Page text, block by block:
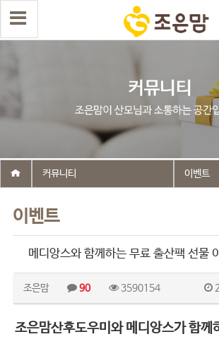
이벤트
커뮤니티 이벤트
메디앙스와 함께하는 무료 출산팩 선
조은맘 90 3590154
조은맘산후도우미와 메디앙스가 함께